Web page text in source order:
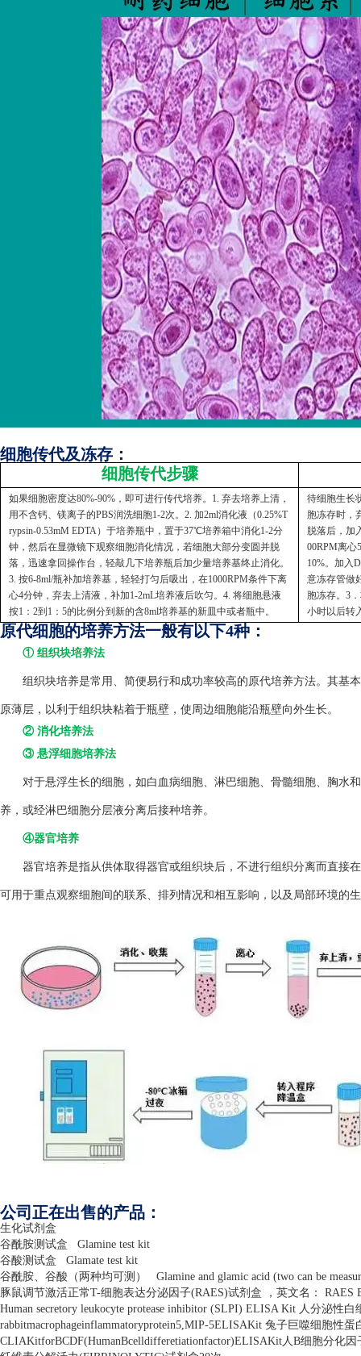
细胞传代及冻存：
细胞传代步骤
如果细胞密度达80%-90%，即可进行传代培养。1. 弃去培养上清，
用不含钙、镁离子的PBS润洗细胞1-2次。2. 加2ml消化液（0.25%T
rypsin-0.53mM EDTA）于培养瓶中，置于37℃培养箱中消化1-2分
钟，然后在显微镜下观察细胞消化情况，若细胞大部分变圆并脱
落，迅速拿回操作台，轻敲几下培养瓶后加少量培养基终止消化。
3. 按6-8ml/瓶补加培养基，轻轻打匀后吸出，在1000RPM条件下离
心4分钟，弃去上清液，补加1-2mL培养液后吹匀。4. 将细胞悬液
按1：2到1：5的比例分到新的含8ml培养基的新皿中或者瓶中。
待细胞生长
胞冻存时，
脱落后，加
00RPM离心
10%。加入
意冻存管做
胞冻存。3
小时以后转
原代细胞的培养方法一般有以下4种：
① 组织块培养法
组织块培养是常用、简便易行和成功率较高的原代培养方法。其基
原薄层，以利于组织块粘着于瓶壁，使周边细胞能沿瓶壁向外生长。
② 消化培养法
③ 悬浮细胞培养法
对于悬浮生长的细胞，如白血病细胞、淋巴细胞、骨髓细胞、胸水
养，或经淋巴细胞分层液分离后接种培养。
④器官培养
器官培养是指从供体取得器官或组织块后，不进行组织分离而直接
可用于重点观察细胞间的联系、排列情况和相互影响，以及局部环境的
公司正在出售的产品：
生化试剂盒
谷酰胺测试盒
Glamine test kit
谷酸测试盒
Glamate test kit
谷酰胺、谷酸（两种均可测）
Glamine and glamic acid (two can be
豚鼠调节激活正常T-细胞表达分泌因子(RAES)试剂盒 ，英文名：
RAES
Human secretory leukocyte protease inhibitor (SLPI) ELISA Kit 人分泌性白
rabbitmacrophageinflammatoryprotein5,MIP-5ELISAKit 兔子巨噬细胞性蛋
CLIAKitforBCDF(HumanBcelldifferetiationfactor)ELISAKit人B细胞分化因